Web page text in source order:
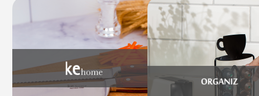
Utensílios do Lar
Casa e
Organização